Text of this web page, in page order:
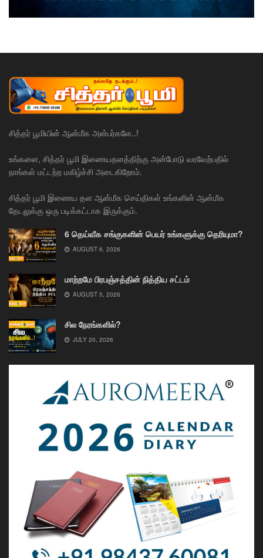
சித்தர் பூமியின் ஆன்மீக அன்பர்களே..!
உங்களை, சித்தர் பூமி இணையதளத்திற்கு அன்போடு வரவேற்பதில்
நாங்கள் மட்டற்ற மகிழ்ச்சி அடைகிறோம்.
சித்தர் பூமி இணைய தள ஆன்மீக செய்திகள் உங்களின் ஆன்மீக
தேடலுக்கு ஒரு படிக்கட்டாக இருக்கும்.
6 தெய்வீக சங்குகளின் பெயர் உங்களுக்கு தெரியுமா?
AUGUST 6, 2026
மாற்றமே பிரபஞ்சத்தின் நித்திய சட்டம்
AUGUST 5, 2026
சில நேரங்களில்?
JULY 20, 2026